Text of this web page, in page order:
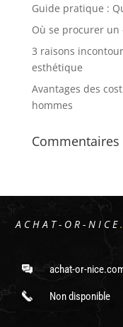
Guide pratique :
Où se procurer un
3 raisons
esthétique
Avantages des
hommes
Commentaires
ACHAT-OR-NICE
achat-or-
Non disponible